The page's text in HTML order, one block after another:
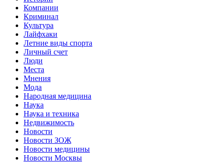
Компании
Криминал
Культура
Лайфхаки
Летние виды спорта
Личный счет
Люди
Места
Мнения
Мода
Народная медицина
Наука
Наука и техника
Недвижимость
Новости
Новости ЗОЖ
Новости медицины
Новости Москвы